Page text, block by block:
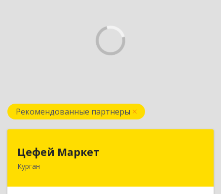
Рекомендованные партнеры
Цефей Маркет
Курган640002, Курганская обл, Курган г, М.Горького